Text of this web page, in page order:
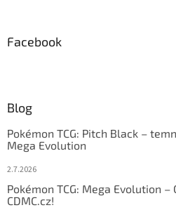
Facebook
Blog
Pokémon TCG: Pitch Black –
Mega Evolution
2.7.2026
Pokémon TCG: Mega Evolution –
CDMC.cz!